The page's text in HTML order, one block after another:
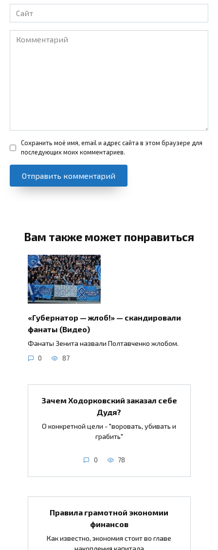
Сайт
Комментарий
Сохранить моё имя, email и адрес сайта в этом браузере для
последующих моих комментариев.
Вам также может понравиться
«Губернатор — жлоб!» — скандировали
фанаты (Видео)
Фанаты Зенита назвали Полтавченко жлобом.
0 87
Зачем Ходорковский заказал себе
Дудя?
О конкретной цели - "воровать, убивать и
грабить"
0 78
Правила грамотной экономии
финансов
Как известно, экономия стоит во главе